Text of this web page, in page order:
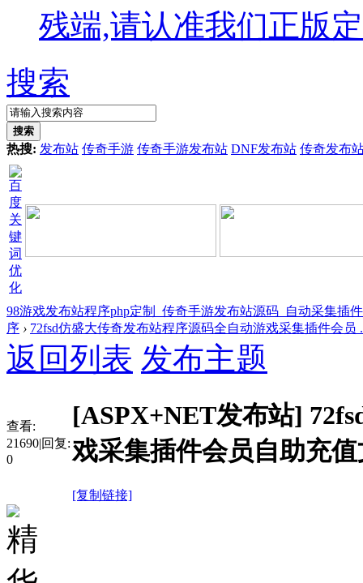
残端,请认准我们正版
搜索
搜索
热搜: 发布站 传奇手游 传奇手游发布站 DNF发布站 传奇发布
98游戏发布站程序php定制_传奇手游发布站源码_自动采集插
序 › 72fsd仿盛大传奇发布站程序源码全自动游戏采集插件会员
返回列表 发布主题
查看:
21690|回复:
0
[ASPX+NET发布站]
戏采集插件会员自助充
[复制链接]